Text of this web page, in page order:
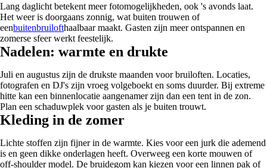
Lang daglicht betekent meer fotomogelijkheden, ook 's avonds laat.
Het weer is doorgaans zonnig, wat buiten trouwen of
eenbuitenbruilofthaalbaar maakt. Gasten zijn meer ontspannen en
zomerse sfeer werkt feestelijk.
Nadelen: warmte en drukte
Juli en augustus zijn de drukste maanden voor bruiloften. Locaties,
fotografen en DJ's zijn vroeg volgeboekt en soms duurder. Bij extreme
hitte kan een binnenlocatie aangenamer zijn dan een tent in de zon.
Plan een schaduwplek voor gasten als je buiten trouwt.
Kleding in de zomer
Lichte stoffen zijn fijner in de warmte. Kies voor een jurk die ademend
is en geen dikke onderlagen heeft. Overweeg een korte mouwen of
off-shoulder model. De bruidegom kan kiezen voor een linnen pak of